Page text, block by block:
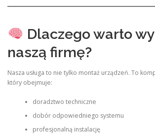
Dlaczego warto
naszą firmę?
Nasza usługa to nie tylko montaż urządzeń. To
który obejmuje:
doradztwo techniczne
dobór odpowiedniego systemu
profesjonalną instalację